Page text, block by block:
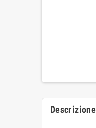
Descrizione